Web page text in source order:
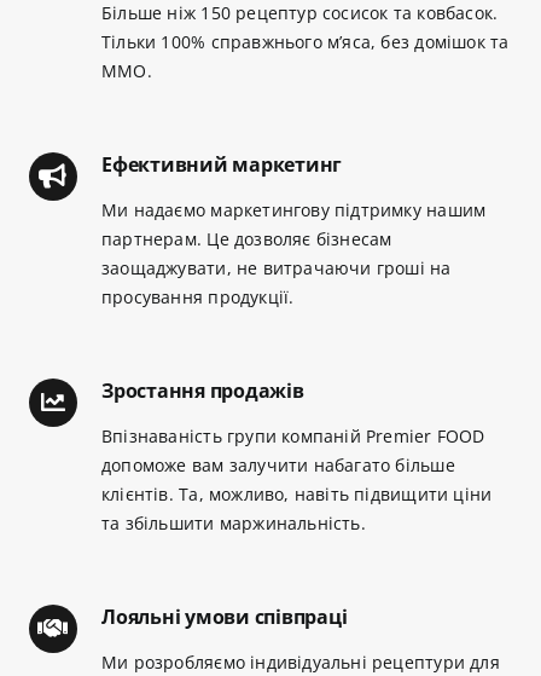
Більше ніж 150 рецептур сосисок та ковбасок.
Тільки 100% справжнього м’яса, без домішок та
ММО.
Ефективний маркетинг
Ми надаємо маркетингову підтримку нашим
партнерам. Це дозволяє бізнесам
заощаджувати, не витрачаючи гроші на
просування продукції.
Зростання продажів
Впізнаваність групи компаній Premier FOOD
допоможе вам залучити набагато більше
клієнтів. Та, можливо, навіть підвищити ціни
та збільшити маржинальність.
Лояльні умови співпраці
Ми розробляємо індивідуальні рецептури для